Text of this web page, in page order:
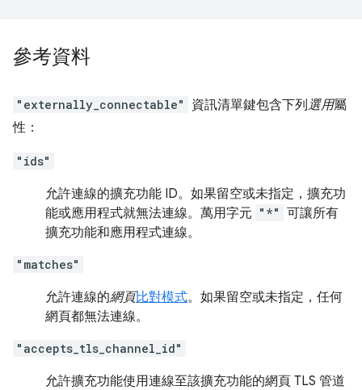
參考資料
"externally_connectable" 資訊清單鍵包含下列選用屬
性：
"ids"
允許連線的擴充功能 ID。如果留空或未指定，擴充功
能或應用程式就無法連線。萬用字元 "*" 可讓所有
擴充功能和應用程式連線。
"matches"
允許連線的網頁比對模式。如果留空或未指定，任何
網頁都無法連線。
"accepts_tls_channel_id"
允許擴充功能使用連線至該擴充功能的網頁 TLS 管道